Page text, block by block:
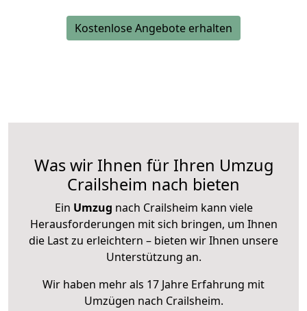
Kostenlose Angebote erhalten
Was wir Ihnen für Ihren Umzug
Crailsheim nach bieten
Ein Umzug nach Crailsheim kann viele
Herausforderungen mit sich bringen, um Ihnen
die Last zu erleichtern – bieten wir Ihnen unsere
Unterstützung an.
Wir haben mehr als 17 Jahre Erfahrung mit
Umzügen nach Crailsheim.